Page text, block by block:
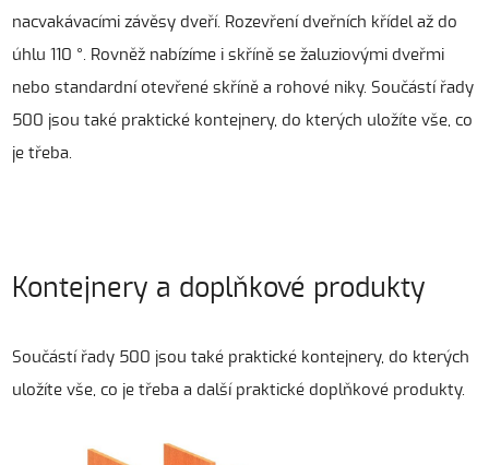
nacvakávacími závěsy dveří. Rozevření dveřních křídel až do
úhlu 110 °. Rovněž nabízíme i skříně se žaluziovými dveřmi
nebo standardní otevřené skříně a rohové niky. Součástí řady
500 jsou také praktické kontejnery, do kterých uložíte vše, co
je třeba.
Kontejnery a doplňkové produkty
Součástí řady 500 jsou také praktické kontejnery, do kterých
uložíte vše, co je třeba a další praktické doplňkové produkty.